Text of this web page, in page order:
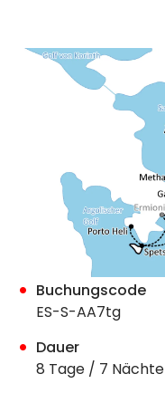
Buchungscode
ES-S-AA7tg
Dauer
8 Tage / 7 Nächte